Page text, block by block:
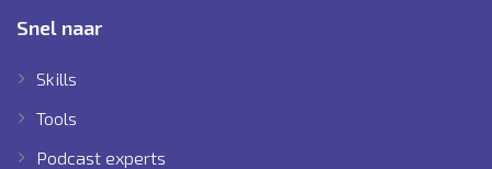
Snel naar
Skills
Tools
Podcast experts